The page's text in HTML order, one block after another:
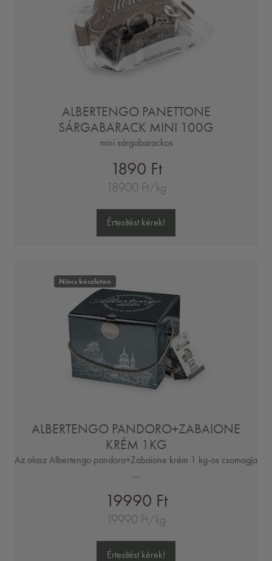
ALBERTENGO PANETTONE
SÁRGABARACK MINI 100G
mini sárgabarackos
1890 Ft
18900 Ft/kg
Értesítést kérek!
Nincs készleten
ALBERTENGO PANDORO+ZABAIONE
KRÉM 1KG
Az olasz Albertengo pandoro+Zabaione krém 1 kg-os csomagja
...
19990 Ft
19990 Ft/kg
Értesítést kérek!